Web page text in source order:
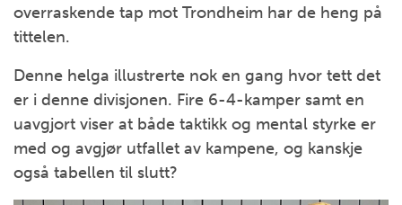
overraskende tap mot Trondheim har de heng på
tittelen.
Denne helga illustrerte nok en gang hvor tett det
er i denne divisjonen. Fire 6-4-kamper samt en
uavgjort viser at både taktikk og mental styrke er
med og avgjør utfallet av kampene, og kanskje
også tabellen til slutt?